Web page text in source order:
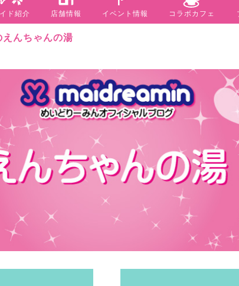
ド紹介 店舗情報 イベント情報 コラボカフェ
んちゃんの湯